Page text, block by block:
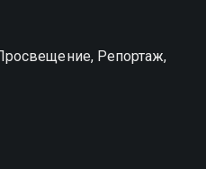
сериала Основной
бесплатно в
Репортаж,